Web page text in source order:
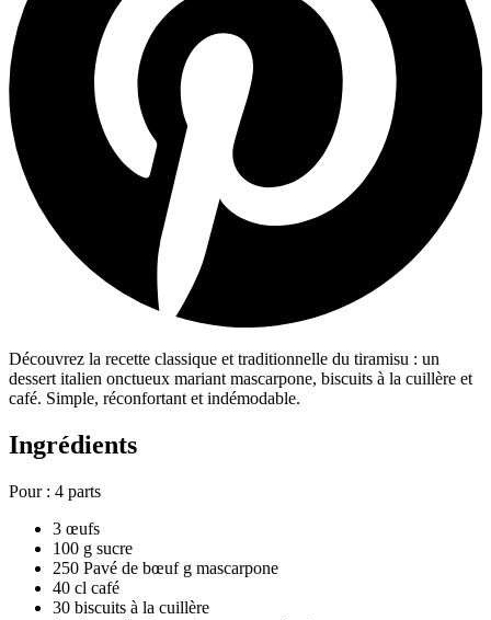
Découvrez la recette classique et traditionnelle du tiramisu : un
dessert italien onctueux mariant mascarpone, biscuits à la cuillère et
café. Simple, réconfortant et indémodable.
Ingrédients
Pour : 4 parts
3 œufs
100 g sucre
250 Pavé de bœuf g mascarpone
40 cl café
30 biscuits à la cuillère